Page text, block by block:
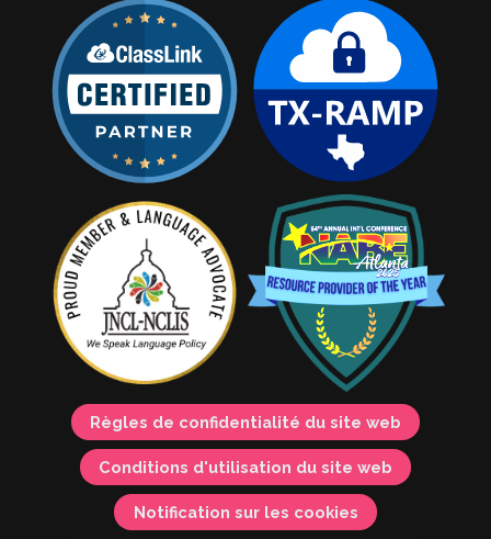
Règles de confidentialité du site web
Conditions d'utilisation du site web
Notification sur les cookies